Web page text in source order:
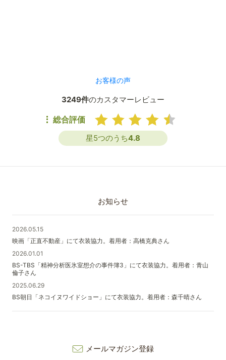
お客様の声
3249件のカスタマーレビュー
総合評価
星5つのうち4.8
お知らせ
2026.05.15
映画「正直不動産」にて衣装協力。着用者：高橋克典さん
2026.01.01
BS-TBS「精神分析医氷室想介の事件簿3」にて衣装協力。着用者：青山
倫子さん
2025.06.29
BS朝日「ネコイヌワイドショー」にて衣装協力。着用者：森千晴さん
メールマガジン登録